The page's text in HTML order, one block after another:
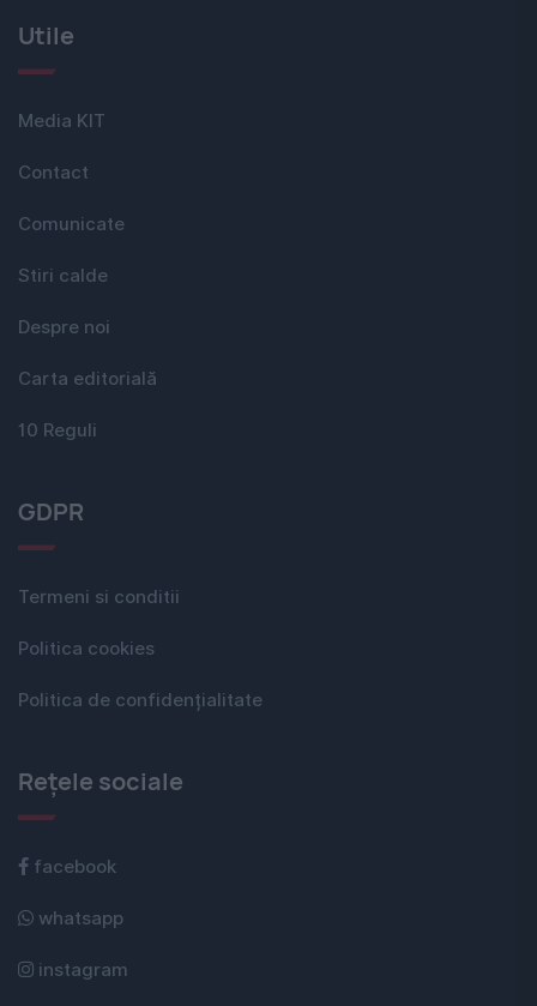
Utile
Media KIT
Contact
Comunicate
Stiri calde
Despre noi
Carta editorială
10 Reguli
GDPR
Termeni si conditii
Politica cookies
Politica de confidențialitate
Rețele sociale
facebook
whatsapp
instagram